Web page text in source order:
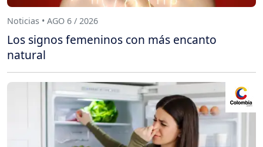
Noticias • AGO 6 / 2026
Los signos femeninos con más encanto
natural